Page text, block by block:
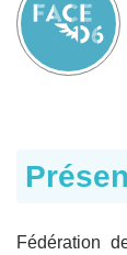
Fédération